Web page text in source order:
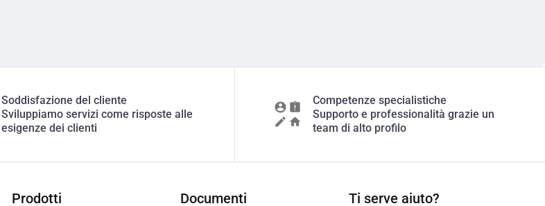
Soddisfazione del cliente
Sviluppiamo servizi come risposte alle
esigenze dei clienti
Competenze specialistiche
Supporto e professionalità grazie un
team di alto profilo
Prodotti Documenti Ti serve aiuto?